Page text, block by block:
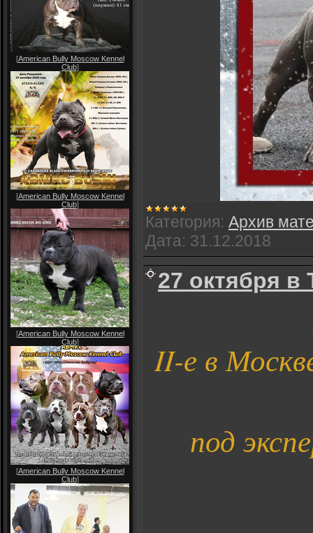
[American Bully Moscow Kennel
Club]
[American Bully Moscow Kennel
Club]
[American Bully Moscow Kennel
Club]
[American Bully Moscow Kennel
Club]
Категория: Архив
Дата: 31.12.2018
27 октября в
II-е в
под